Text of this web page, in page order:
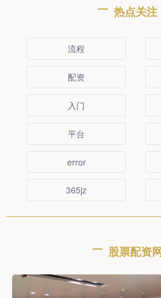
热点关注
流程
配资
入门
平台
error
365jz
股票配资